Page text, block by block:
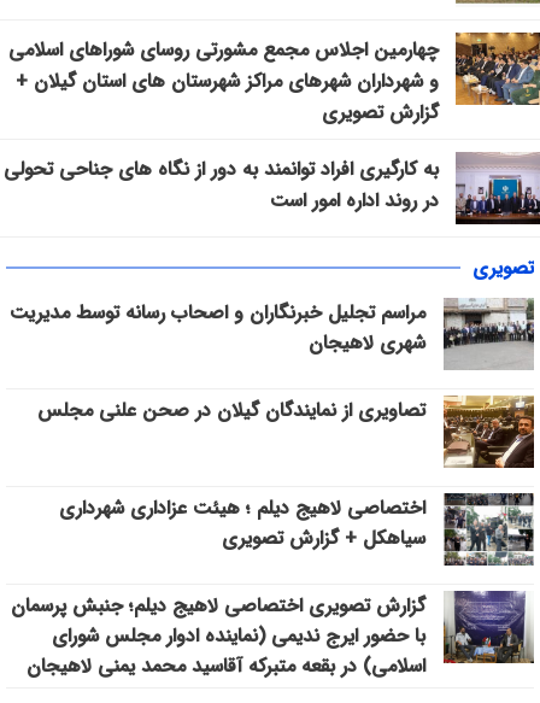
چهارمین اجلاس مجمع مشورتی روسای شوراهای اسلامی
و شهرداران شهرهای مراکز شهرستان های استان گیلان +
گزارش تصویری
به کارگیری افراد توانمند به دور از نگاه های جناحی تحولی
در روند اداره امور است
تصویری
مراسم تجلیل خبرنگاران و اصحاب رسانه توسط مدیریت
شهری لاهیجان
تصاویری از نمایندگان گیلان در صحن علنی مجلس
اختصاصی لاهیج دیلم ؛ هیئت عزاداری شهرداری
سیاهکل + گزارش تصویری
گزارش تصویری اختصاصی لاهیج دیلم؛ جنبش پرسمان
با حضور ایرج ندیمی (نماینده ادوار مجلس شورای
اسلامی) در بقعه متبرکه آقاسید محمد یمنی لاهیجان